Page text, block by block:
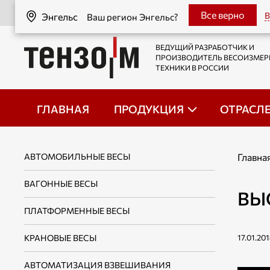
Энгельс Ваш регион Энгельс?
Энгельс Все верно
ВЕДУЩИЙ РАЗРАБОТЧИК И
ПРОИЗВОДИТЕЛЬ
ТЕХНИКИ В РОССИИ
ГЛАВНАЯ ПРОДУКЦИЯ
АВТОМОБИЛЬНЫЕ ВЕСЫ
ВАГОННЫЕ ВЕСЫ
ПЛАТФОРМЕННЫЕ ВЕСЫ
КРАНОВЫЕ ВЕСЫ
АВТОМАТИЗАЦИЯ ВЗВЕШИВАНИЯ